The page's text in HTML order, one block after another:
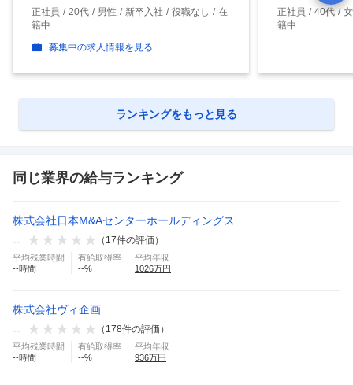
正社員
20代 男性 新卒入社 役職なし
在
籍中
募集中の求人情報を見る
正社員
40代
籍中
ランキングをもっと見る
同じ業界の給与ランキング
株式会社日本M&Aセンターホールディングス
--
（ 17件の評価）
平均残業時間
--時間
有給取得率
--%
平均年収
1026万円
株式会社ヴィ企画
--
（ 178件の評価）
平均残業時間
--時間
有給取得率
--%
平均年収
936万円